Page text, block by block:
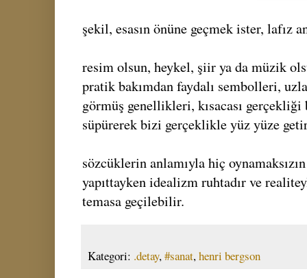
şekil, esasın önüne geçmek ister, lafız
resim olsun, heykel, şiir ya da müzik
pratik bakımdan faydalı sembolleri,
görmüş genellikleri, kısacası
süpürerek bizi gerçeklikle yüz yüze
sözcüklerin anlamıyla hiç
yapıttayken idealizm ruhtadır ve
temasa geçilebilir.
Kategori: .detay,#sanat,henri bergson